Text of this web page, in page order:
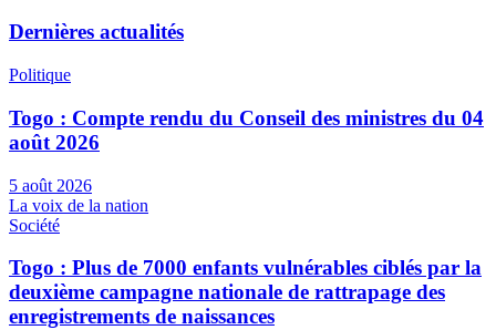
Dernières actualités
Politique
Togo : Compte rendu du Conseil des ministres du 04
août 2026
5 août 2026
La voix de la nation
Société
Togo : Plus de 7000 enfants vulnérables ciblés par la
deuxième campagne nationale de rattrapage des
enregistrements de naissances